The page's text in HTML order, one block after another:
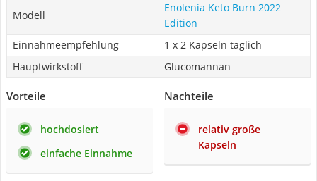
Modell
Enolenia Keto Burn 2022
Edition
Einnahmeempfehlung
1 x 2 Kapseln täglich
Hauptwirkstoff
Glucomannan
Vorteile
hochdosiert
einfache Einnahme
Nachteile
relativ große
Kapseln